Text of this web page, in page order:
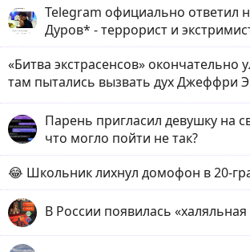
Telegram официально ответил
Дуров* - террорист и
«Битва экстрасенсов» окончательно
там пытались вызвать дух Джеффри
Парень пригласил девушку на
что могло пойти не так?
😂 Школьник лихнул домофон в 20-
В России появилась «халяльная